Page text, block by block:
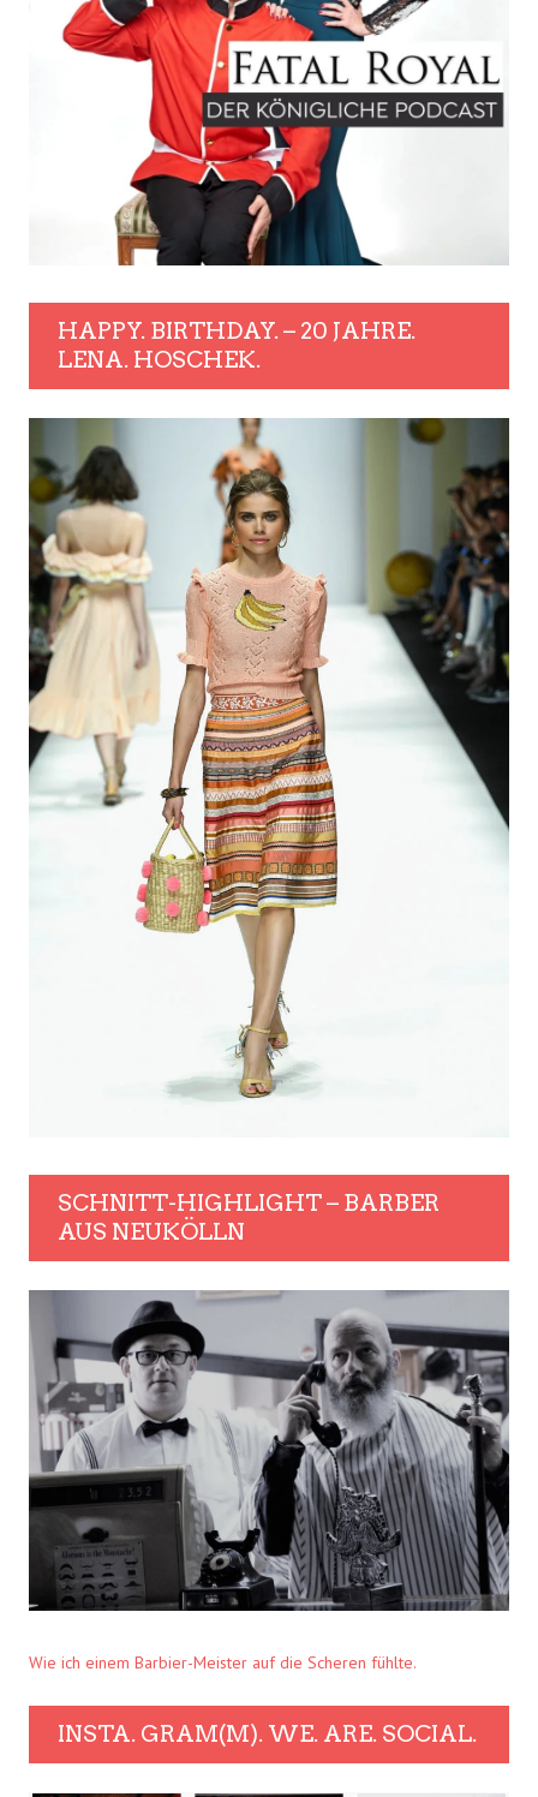
HAPPY. BIRTHDAY. – 20 JAHRE.
LENA. HOSCHEK.
SCHNITT-HIGHLIGHT – BARBER
AUS NEUKÖLLN
Wie ich einem Barbier-Meister auf die Scheren fühlte.
INSTA. GRAM(M). WE. ARE. SOCIAL.